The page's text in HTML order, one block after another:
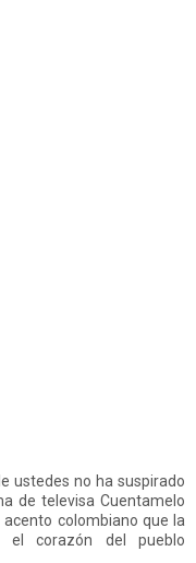
ustedes no ha suspirado
de televisa Cuentamelo
colombiano que la
el corazón del pueblo